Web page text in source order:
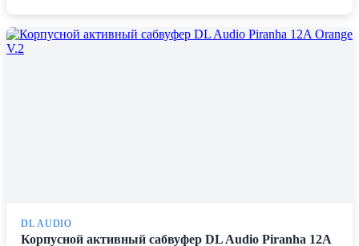
DL AUDIO
Корпусной активный сабвуфер DL Audio Piranha 12A